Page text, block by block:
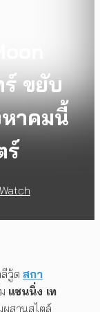
ขยับ
หาคมนี้
ร์
Watch
วู้ด สกา
แชนนิ่ง เท
สานสไตล์